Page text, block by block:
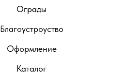
Ограды
Благоустроуство
Оформление
Каталог